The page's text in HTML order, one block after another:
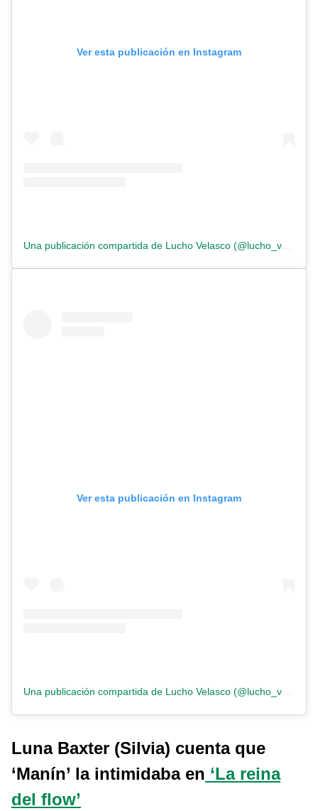
Ver esta publicación en Instagram
Una publicación compartida de Lucho Velasco (@lucho_velasco)
Ver esta publicación en Instagram
Una publicación compartida de Lucho Velasco (@lucho_velasco)
Luna Baxter (Silvia) cuenta que
‘Manín’ la intimidaba en ‘La reina
del flow’